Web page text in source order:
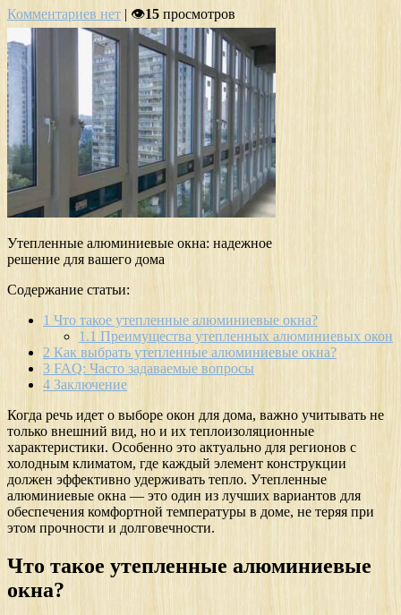
Комментариев нет | 👁15 просмотров
Утепленные алюминиевые окна: надежное
решение для вашего дома
Содержание статьи:
1 Что такое утепленные алюминиевые окна?
1.1 Преимущества утепленных алюминиевых окон
2 Как выбрать утепленные алюминиевые окна?
3 FAQ: Часто задаваемые вопросы
4 Заключение
Когда речь идет о выборе окон для дома, важно учитывать не
только внешний вид, но и их теплоизоляционные
характеристики. Особенно это актуально для регионов с
холодным климатом, где каждый элемент конструкции
должен эффективно удерживать тепло. Утепленные
алюминиевые окна — это один из лучших вариантов для
обеспечения комфортной температуры в доме, не теряя при
этом прочности и долговечности.
Что такое утепленные алюминиевые
окна?